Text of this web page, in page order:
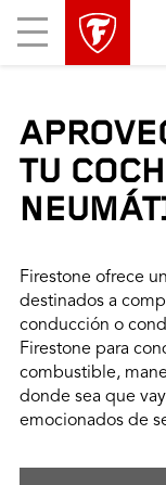
Mobile
Menu
TU
Firestone ofrece
destinados a
conducción o
Firestone para
combustible,
donde sea que
emocionados de